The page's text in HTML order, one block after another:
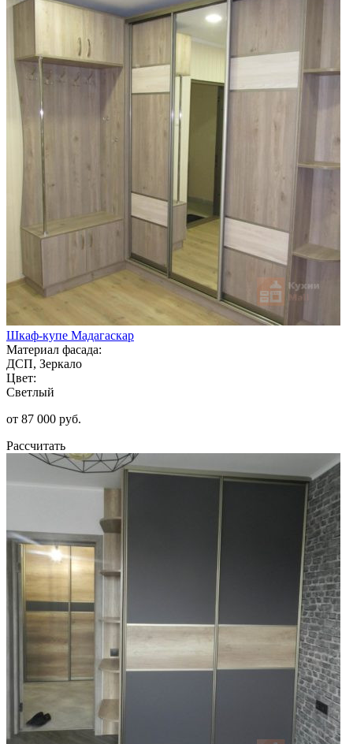
Шкаф-купе Мадагаскар
Материал фасада:
ДСП, Зеркало
Цвет:
Светлый
от 87 000 руб.
Рассчитать